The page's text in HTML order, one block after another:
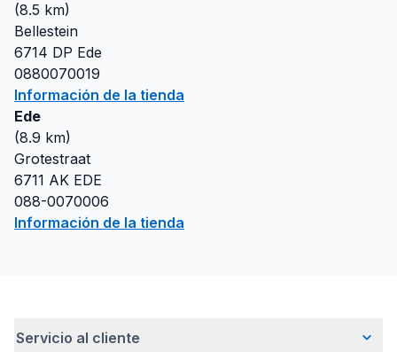
(8.5 km)
Bellestein
6714 DP Ede
0880070019
Información de la tienda
Ede
(8.9 km)
Grotestraat
6711 AK EDE
088-0070006
Información de la tienda
Servicio al cliente